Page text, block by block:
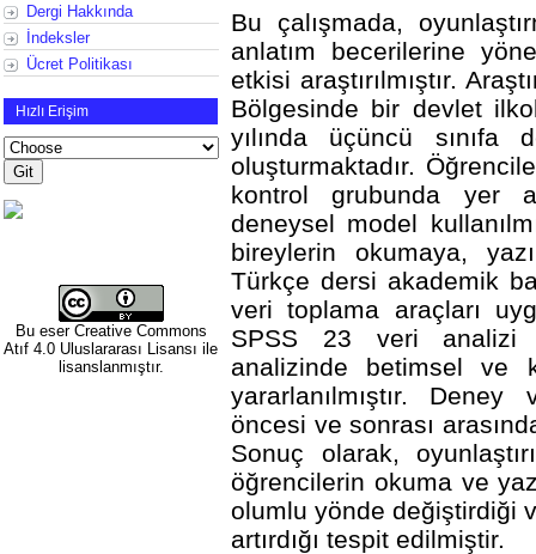
Dergi Hakkında
İndeksler
Ücret Politikası
Hızlı Erişim
Bu eser Creative Commons
Atıf 4.0 Uluslararası Lisansı ile
lisanslanmıştır.
Bu çalışmada,
anlatım becerilerine
etkisi araştırılmıştır.
Bölgesinde bir devlet
yılında üçüncü
oluşturmaktadır.
kontrol grubunda yer
deneysel model
bireylerin okumaya,
Türkçe dersi akademik
veri toplama araçları
SPSS 23 veri analizi
analizinde betimsel ve
yararlanılmıştır.
öncesi ve sonrası
Sonuç olarak,
öğrencilerin okuma ve
olumlu yönde değiştirdiği
artırdığı tespit edilmiştir.